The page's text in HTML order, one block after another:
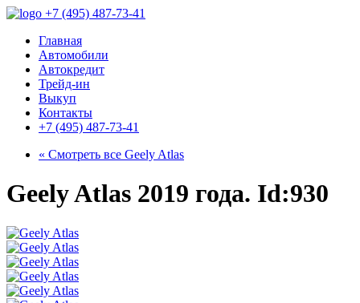
+7 (495) 487-73-41
Главная
Автомобили
Автокредит
Трейд-ин
Выкуп
Контакты
+7 (495) 487-73-41
« Смотреть все Geely Atlas
Geely Atlas 2019 года. Id:930